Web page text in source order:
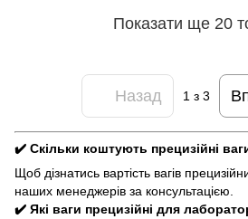
✔️ Скільки коштують прецизійні
Щоб дізнатись вартість вагів
наших менеджерів за консультацією.
✔️ Які ваги прецизійні для
Показати ще 20
Назад 1 з 3